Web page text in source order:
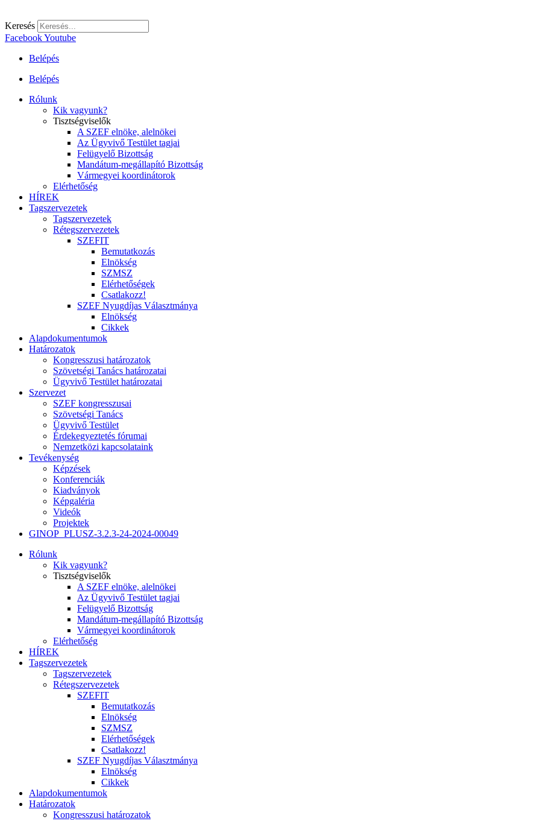
Keresés
FacebookYoutube
Belépés
Belépés
Rólunk
Kik vagyunk?
Tisztségviselők
A SZEF elnöke, alelnökei
Az Ügyvivő Testület tagjai
Felügyelő Bizottság
Mandátum-megállapító Bizottság
Vármegyei koordinátorok
Elérhetőség
HÍREK
Tagszervezetek
Tagszervezetek
Rétegszervezetek
SZEFIT
Bemutatkozás
Elnökség
SZMSZ
Elérhetőségek
Csatlakozz!
SZEF Nyugdíjas Választmánya
Elnökség
Cikkek
Alapdokumentumok
Határozatok
Kongresszusi határozatok
Szövetségi Tanács határozatai
Ügyvivő Testület határozatai
Szervezet
SZEF kongresszusai
Szövetségi Tanács
Ügyvivő Testület
Érdekegyeztetés fórumai
Nemzetközi kapcsolataink
Tevékenység
Képzések
Konferenciák
Kiadványok
Képgaléria
Videók
Projektek
GINOP_PLUSZ-3.2.3-24-2024-00049
Rólunk
Kik vagyunk?
Tisztségviselők
A SZEF elnöke, alelnökei
Az Ügyvivő Testület tagjai
Felügyelő Bizottság
Mandátum-megállapító Bizottság
Vármegyei koordinátorok
Elérhetőség
HÍREK
Tagszervezetek
Tagszervezetek
Rétegszervezetek
SZEFIT
Bemutatkozás
Elnökség
SZMSZ
Elérhetőségek
Csatlakozz!
SZEF Nyugdíjas Választmánya
Elnökség
Cikkek
Alapdokumentumok
Határozatok
Kongresszusi határozatok